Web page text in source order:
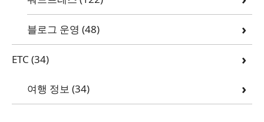
블로그 운영 (48)
ETC (34)
여행 정보 (34)